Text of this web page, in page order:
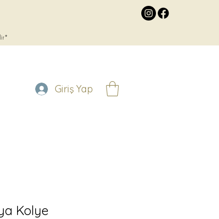
Giriş Yap
Kolye